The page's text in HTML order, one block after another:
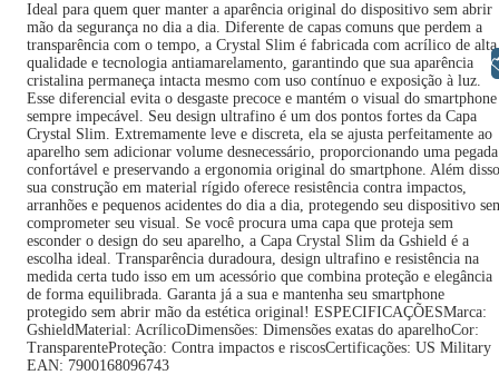
Ideal para quem quer manter a aparência original do dispositivo sem abrir
mão da segurança no dia a dia. Diferente de capas comuns que perdem a
transparência com o tempo, a Crystal Slim é fabricada com acrílico de alta
qualidade e tecnologia antiamarelamento, garantindo que sua aparência
cristalina permaneça intacta mesmo com uso contínuo e exposição à luz.
Esse diferencial evita o desgaste precoce e mantém o visual do smartphone
sempre impecável. Seu design ultrafino é um dos pontos fortes da Capa
Crystal Slim. Extremamente leve e discreta, ela se ajusta perfeitamente ao
aparelho sem adicionar volume desnecessário, proporcionando uma pegada
confortável e preservando a ergonomia original do smartphone. Além
sua construção em material rígido oferece resistência contra impactos,
arranhões e pequenos acidentes do dia a dia, protegendo seu dispositivo
comprometer seu visual. Se você procura uma capa que proteja sem
esconder o design do seu aparelho, a Capa Crystal Slim da Gshield é a
escolha ideal. Transparência duradoura, design ultrafino e resistência na
medida certa tudo isso em um acessório que combina proteção e elegância
de forma equilibrada. Garanta já a sua e mantenha seu smartphone
protegido sem abrir mão da estética original! ESPECIFICAÇÕESMarca:
GshieldMaterial: AcrílicoDimensões: Dimensões exatas do aparelhoCor:
TransparenteProteção: Contra impactos e riscosCertificações: US Military
EAN: 7900168096743
Libras